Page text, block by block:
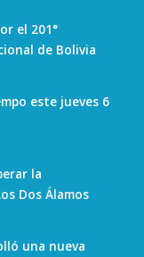
el 201°
de Bolivia
este jueves 6
la
Dos Álamos
una nueva